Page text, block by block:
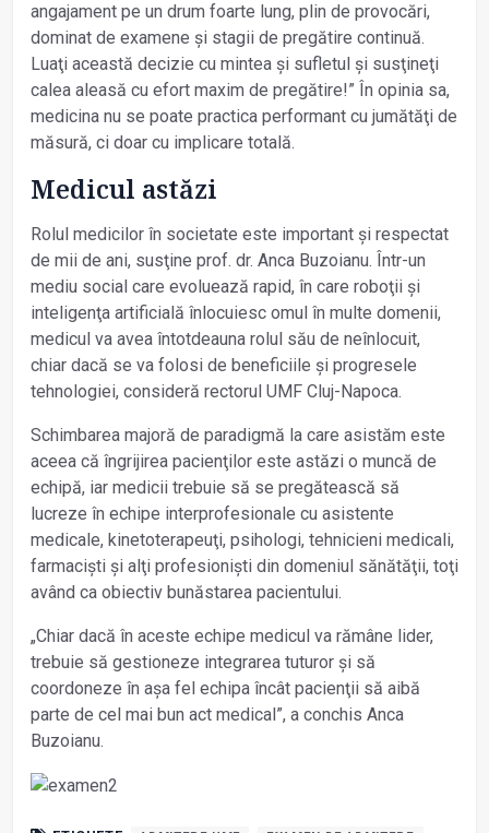
angajament pe un drum foarte lung, plin de provocări,
dominat de examene și stagii de pregătire continuă.
Luaţi această decizie cu mintea și sufletul și susţineţi
calea aleasă cu efort maxim de pregătire!” În opinia sa,
medicina nu se poate practica performant cu jumătăţi de
măsură, ci doar cu implicare totală.
Medicul astăzi
Rolul medicilor în societate este important și respectat
de mii de ani, susţine prof. dr. Anca Buzoianu. Într-un
mediu social care evoluează rapid, în care roboţii și
inteligenţa artificială înlocuiesc omul în multe domenii,
medicul va avea întotdeauna rolul său de neînlocuit,
chiar dacă se va folosi de beneficiile și progresele
tehnologiei, consideră rectorul UMF Cluj-Napoca.
Schimbarea majoră de paradigmă la care asistăm este
aceea că îngrijirea pacienţilor este astăzi o muncă de
echipă, iar medicii trebuie să se pregătească să
lucreze în echipe interprofesionale cu asistente
medicale, kinetoterapeuţi, psihologi, tehnicieni medicali,
farmaciști și alţi profesioniști din domeniul sănătăţii, toţi
având ca obiectiv bunăstarea pacientului.
„Chiar dacă în aceste echipe medicul va rămâne lider,
trebuie să gestioneze integrarea tuturor și să
coordoneze în așa fel echipa încât pacienţii să aibă
parte de cel mai bun act medical”, a conchis Anca
Buzoianu.